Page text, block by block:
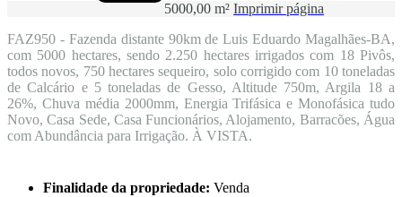
5000,00 m² Imprimir página
FAZ950 - Fazenda distante 90km de Luis Eduardo Magalhães-BA,
com 5000 hectares, sendo 2.250 hectares irrigados com 18 Pivôs,
todos novos, 750 hectares sequeiro, solo corrigido com 10 toneladas
de Calcário e 5 toneladas de Gesso, Altitude 750m, Argila 18 a
26%, Chuva média 2000mm, Energia Trifásica e Monofásica tudo
Novo, Casa Sede, Casa Funcionários, Alojamento, Barracões, Água
com Abundância para Irrigação. À VISTA.
Finalidade da propriedade: Venda